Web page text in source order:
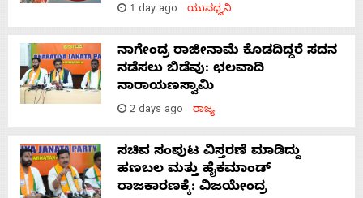
1 day ago ಯುವಧ್ವನಿ
ನಾಗೇಂದ್ರ ರಾಜೀನಾಮೆ ಕೊಡದಿದ್ದರೆ ಸದನ
ನಡೆಸಲು ಬಿಡೆವು: ಛಲವಾದಿ
ನಾರಾಯಣಸ್ವಾಮಿ
2 days ago ರಾಜ್ಯ
ಸಚಿವ ಸಂಪುಟ ವಿಸ್ತರಣೆ ಮಾಡಿದ್ದು
ಹಣಬಲ ಮತ್ತು ಹೈಕಮಾಂಡ್
ರಾಜಕಾರಣಕ್ಕೆ: ವಿಜಯೇಂದ್ರ